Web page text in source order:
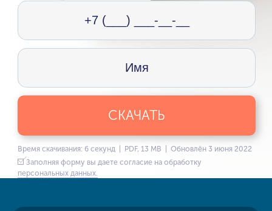
СКАЧАТЬ
Время скачивания: 6 секунд | PDF, 13 MB | Обновлён 3 июня 2022
Заполняя форму вы даете согласие на обработку
персональных данных.